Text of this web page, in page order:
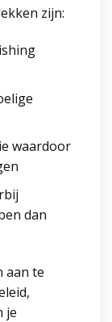
zijn:
waardoor
dan
aan te
je